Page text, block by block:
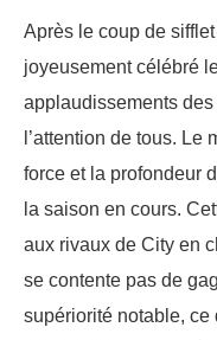
Après le coup de
joyeusement célébré
applaudissements
l’attention de tous. Le
force et la profondeur
la saison en cours.
aux rivaux de City en
se contente pas de
supériorité notable, ce